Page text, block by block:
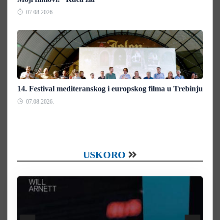
07.08.2026.
14. Festival mediteranskog i europskog filma u Trebinju
07.08.2026.
USKORO